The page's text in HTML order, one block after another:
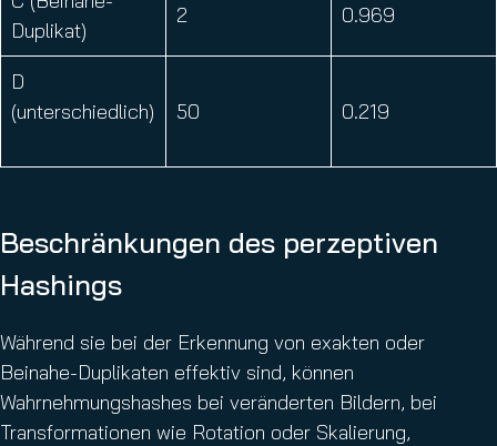
Duplikat)
2 0.969
D
(unterschiedlich)
50 0.219
Beschränkungen des perzeptiven
Hashings
Während sie bei der Erkennung von exakten oder
Beinahe-Duplikaten effektiv sind, können
Wahrnehmungshashes bei veränderten Bildern, bei
Transformationen wie Rotation oder Skalierung,